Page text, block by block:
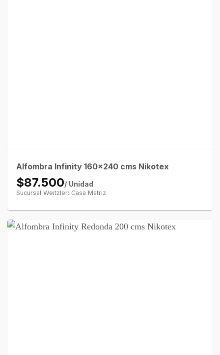
Alfombra Infinity 160×240 cms Nikotex
$87.500/ Unidad
Sucursal Weitzler: Casa Matriz